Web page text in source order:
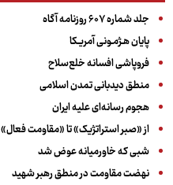
جلد شماره ۶۰۷ روزنامه آگاه
پایان هـژمـونی آمریـکا
فروپاشی افسانه خلع‌سلاح
منطق دیدبانی تمدن اسلامی
هجوم رسانه‌ای علیه ایران
از «صبر استراتژیک» تا «مقاومت فعال»
شبی که خاورمیانه عوض شد
نهضت مقاومت در منطق رهبر شهید